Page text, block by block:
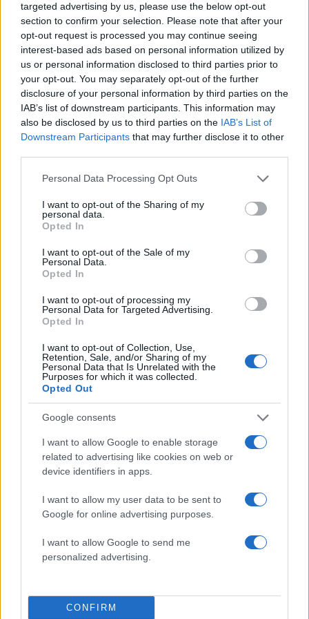
targeted advertising by us, please use the below opt-out
section to confirm your selection. Please note that after your
opt-out request is processed you may continue seeing
interest-based ads based on personal information utilized by
us or personal information disclosed to third parties prior to
your opt-out. You may separately opt-out of the further
disclosure of your personal information by third parties on the
IAB’s list of downstream participants. This information may
also be disclosed by us to third parties on the IAB’s List of
Downstream Participants that may further disclose it to other
Please note that this website/app uses one or more Google
not limited to your visit or usage behaviour. You may click to
grant or deny consent to Google and its third-party tags to
use your data for below specified purposes in below Google
consent section.
Personal Data Processing Opt Outs
I want to opt-out of the Sharing of my
personal data.
Opted In
I want to opt-out of the Sale of my
Personal Data.
Opted In
I want to opt-out of processing my
Personal Data for Targeted Advertising.
Opted In
I want to opt-out of Collection, Use,
Retention, Sale, and/or Sharing of my
Personal Data that Is Unrelated with the
Purposes for which it was collected.
Opted Out
Google consents
I want to allow Google to enable storage
related to advertising like cookies on web or
device identifiers in apps.
I want to allow my user data to be sent to
Google for online advertising purposes.
I want to allow Google to send me
personalized advertising.
CONFIRM
Σχόλια
Σχολίασε εδώ
2000 /2000
Όροι Χρήσης . Το site προστατεύεται από reCAPTCHA, ισχύουν
Πολιτική Απορρήτου&Όροι Χρήσης
Αν τα χάσατε
στην Πάρο: Τα τρία σημεία
που εστιάζουν οι
αστυνομικοί για τον πνιγμό
άνεμοι, με ριπές που